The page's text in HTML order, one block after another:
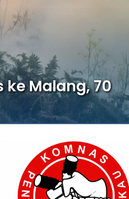
ke Malang, 70